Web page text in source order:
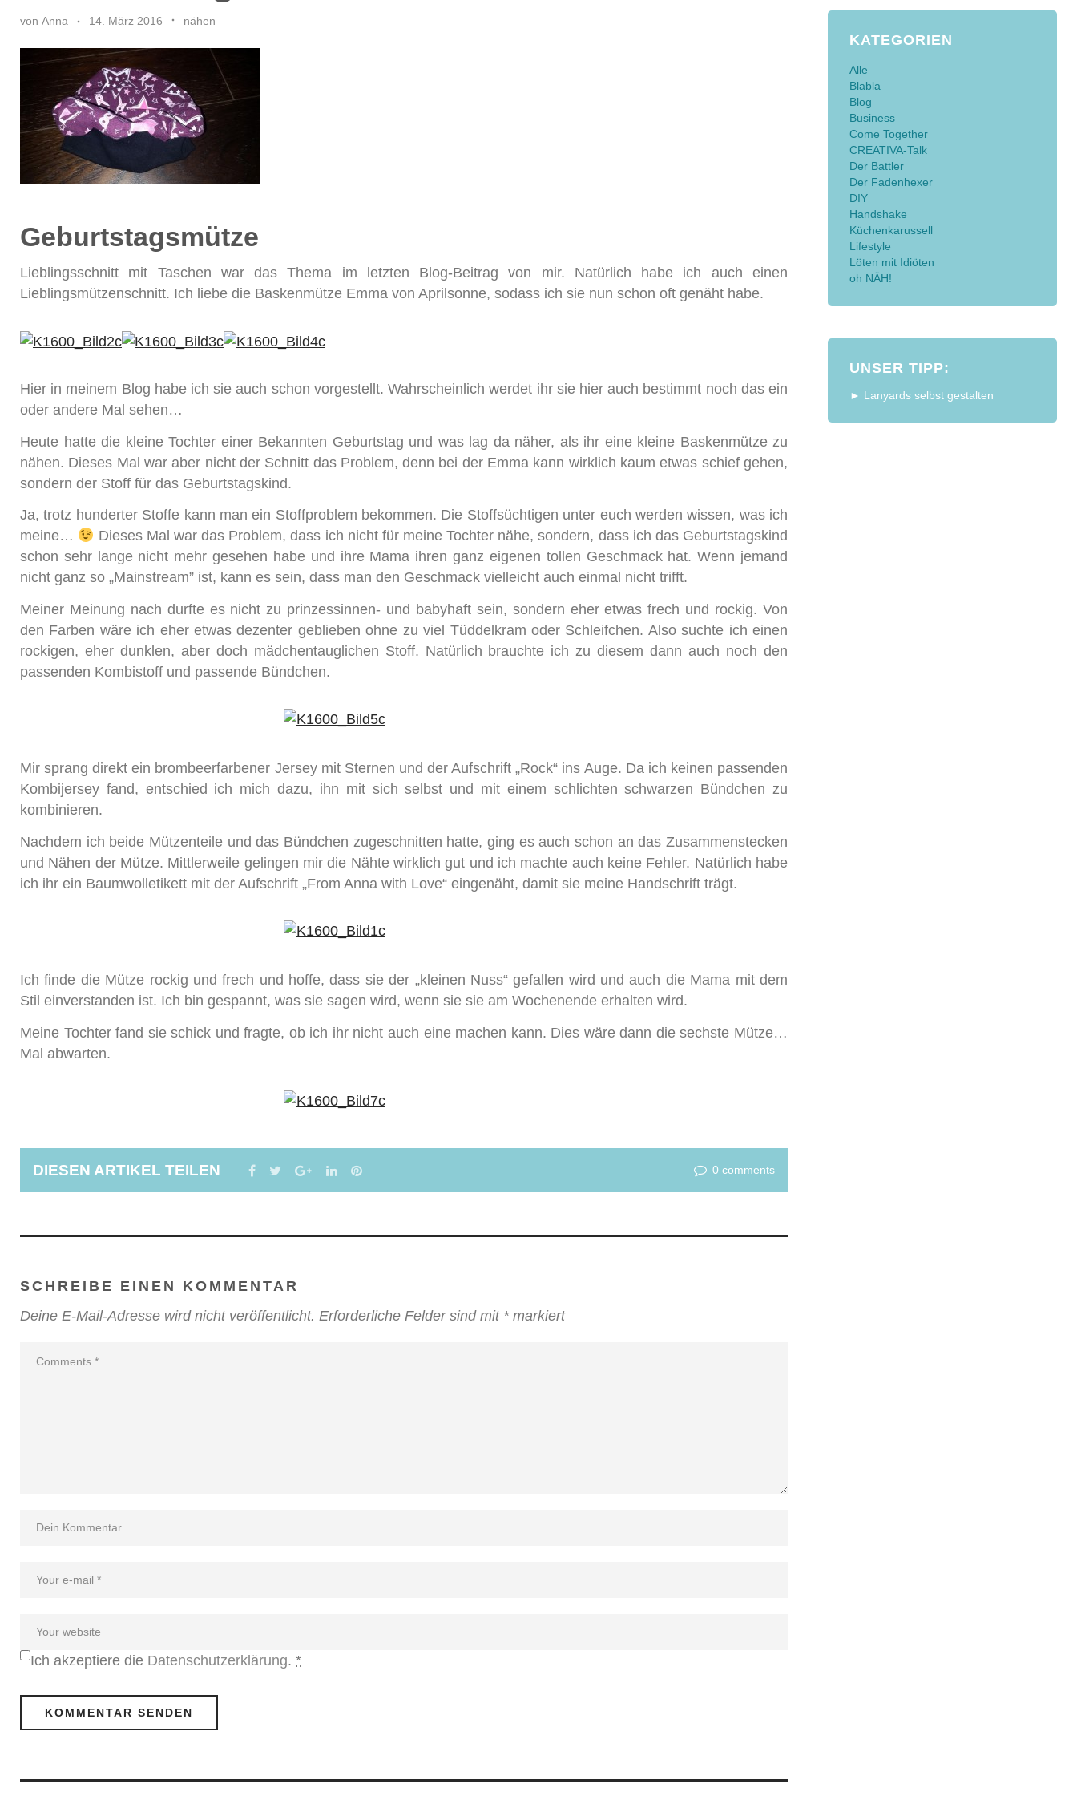
von Anna 14. März 2016 nähen
Geburtstagsmütze
Lieblingsschnitt mit Taschen war das Thema im letzten Blog-Beitrag von mir. Natürlich habe ich auch einen
Lieblingsmützenschnitt. Ich liebe die Baskenmütze Emma von Aprilsonne, sodass ich sie nun schon oft genäht habe.
Hier in meinem Blog habe ich sie auch schon vorgestellt. Wahrscheinlich werdet ihr sie hier auch bestimmt noch das ein
oder andere Mal sehen…
Heute hatte die kleine Tochter einer Bekannten Geburtstag und was lag da näher, als ihr eine kleine Baskenmütze zu
nähen. Dieses Mal war aber nicht der Schnitt das Problem, denn bei der Emma kann wirklich kaum etwas schief gehen,
sondern der Stoff für das Geburtstagskind.
Ja, trotz hunderter Stoffe kann man ein Stoffproblem bekommen. Die Stoffsüchtigen unter euch werden wissen, was ich
meine…
Dieses Mal war das Problem, dass ich nicht für meine Tochter nähe, sondern, dass ich das Geburtstagskind
schon sehr lange nicht mehr gesehen habe und ihre Mama ihren ganz eigenen tollen Geschmack hat. Wenn jemand
nicht ganz so „Mainstream” ist, kann es sein, dass man den Geschmack vielleicht auch einmal nicht trifft.
Meiner Meinung nach durfte es nicht zu prinzessinnen- und babyhaft sein, sondern eher etwas frech und rockig. Von
den Farben wäre ich eher etwas dezenter geblieben ohne zu viel Tüddelkram oder Schleifchen. Also suchte ich einen
rockigen, eher dunklen, aber doch mädchentauglichen Stoff. Natürlich brauchte ich zu diesem dann auch noch den
passenden Kombistoff und passende Bündchen.
Mir sprang direkt ein brombeerfarbener Jersey mit Sternen und der Aufschrift „Rock“ ins Auge. Da ich keinen passenden
Kombijersey fand, entschied ich mich dazu, ihn mit sich selbst und mit einem schlichten schwarzen Bündchen zu
kombinieren.
Nachdem ich beide Mützenteile und das Bündchen zugeschnitten hatte, ging es auch schon an das Zusammenstecken
und Nähen der Mütze. Mittlerweile gelingen mir die Nähte wirklich gut und ich machte auch keine Fehler. Natürlich habe
ich ihr ein Baumwolletikett mit der Aufschrift „From Anna with Love“ eingenäht, damit sie meine Handschrift trägt.
Ich finde die Mütze rockig und frech und hoffe, dass sie der „kleinen Nuss“ gefallen wird und auch die Mama mit dem
Stil einverstanden ist. Ich bin gespannt, was sie sagen wird, wenn sie sie am Wochenende erhalten wird.
Meine Tochter fand sie schick und fragte, ob ich ihr nicht auch eine machen kann. Dies wäre dann die sechste Mütze…
Mal abwarten.
DIESEN ARTIKEL TEILEN FACEBOOK
TWITTERGOOGLE+
LINKEDIN
PINTEREST 0 comments
SCHREIBE EINEN KOMMENTAR
Deine E-Mail-Adresse wird nicht veröffentlicht. Erforderliche Felder sind mit *markiert
Ich akzeptiere die Datenschutzerklärung. *
KATEGORIEN
Alle
Blabla
Blog
Business
Come Together
CREATIVA-Talk
Der Battler
Der Fadenhexer
DIY
Handshake
Küchenkarussell
Lifestyle
Löten mit Idiöten
oh NÄH!
UNSER TIPP:
► Lanyards selbst gestalten